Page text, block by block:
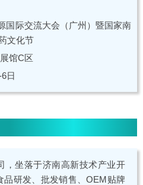
国际交流大会（广州）暨国家南
文化节
馆C区
日
，坐落于济南高新技术产业开
品研发、批发销售、OEM贴牌